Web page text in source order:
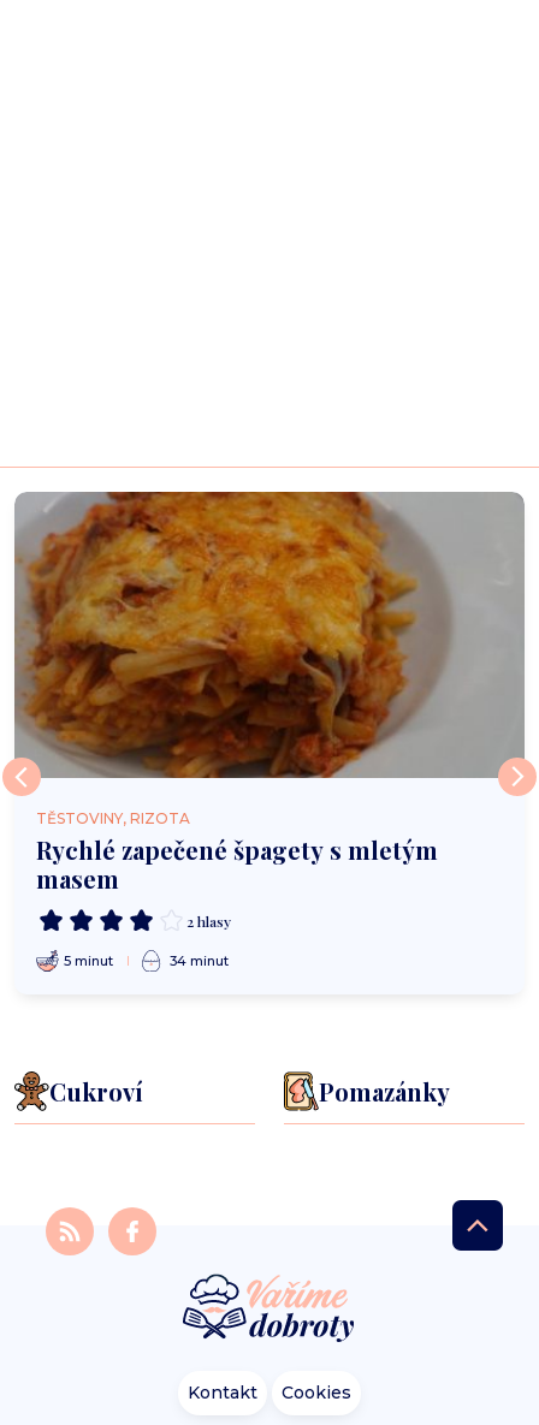
TĚSTOVINY, RIZOTA
Rychlé zapečené špagety s mletým
masem
2 hlasy
5 minut 34 minut
Cukroví Pomazánky
Kontakt Cookies